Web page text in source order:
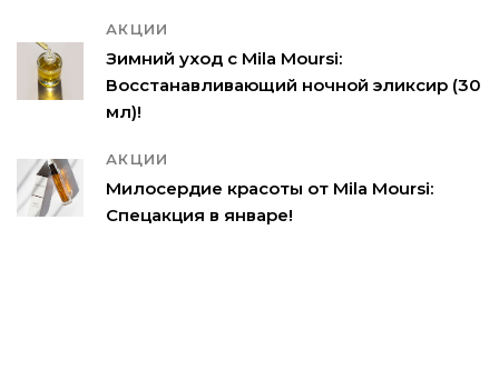
АКЦИИ
Зимний уход с Mila Moursi:
Восстанавливающий ночной эликсир (30
мл)!
АКЦИИ
Милосердие красоты от Mila Moursi:
Спецакция в январе!